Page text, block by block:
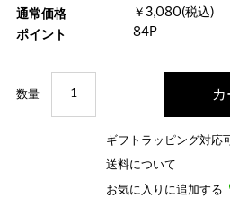
通常価格
￥3,080(税込)
ポイント
84P
数量
ギフトラッピング対応可
送料について
お気に入りに追加する